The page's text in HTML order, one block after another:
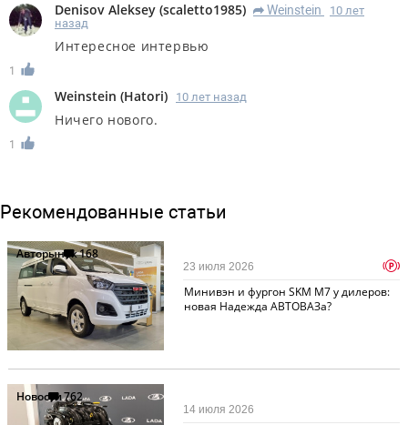
Denisov Aleksey (scaletto1985) R Weinstein
10 лет
назад
Интересное интервью
1
Weinstein (Hatori) 10 лет назад
Ничего нового.
1
Рекомендованные статьи
Авторынок168
Минивэн и фургон SKM M7 у дилеров:
новая Надежда АВТОВАЗа?
23 июля 2026 p
Новости762
14 июля 2026